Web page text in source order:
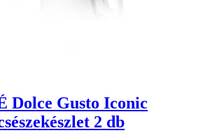
Dolce Gusto Iconic
2 db